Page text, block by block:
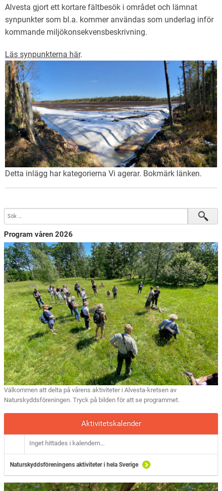
Alvesta gjort ett kortare fältbesök i området och lämnat
synpunkter som bl.a. kommer användas som underlag inför
kommande miljökonsekvensbeskrivning.
Läs synpunkterna här.
Detta inlägg har kategorierna Vi agerar. Bokmärk länken.
Program våren 2026
Välkommen att delta på vårens aktiviteter i Alvesta-kretsen av
Naturskyddsföreningen. Tryck på bilden för att se programmet.
Aktivitetskalender
Inget hittades i kalendern...
Naturskyddsföreningens aktiviteter i hela Sverige